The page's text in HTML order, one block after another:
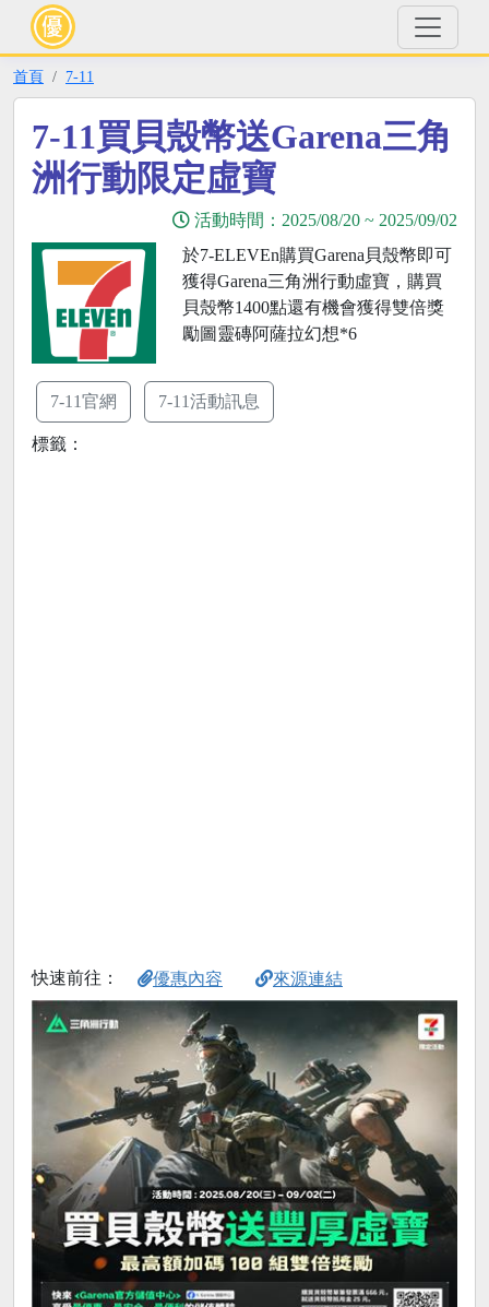
首頁 7-11
7-11買貝殼幣送Garena三角
洲行動限定虛寶
活動時間： 2025/08/20 ~ 2025/09/02
於7-ELEVEn購買Garena貝殼幣即可
獲得Garena三角洲行動虛寶，購買
貝殼幣1400點還有機會獲得雙倍獎
勵圖靈磚阿薩拉幻想*6
7-11官網 7-11活動訊息
標籤：
快速前往： 優惠內容 來源連結